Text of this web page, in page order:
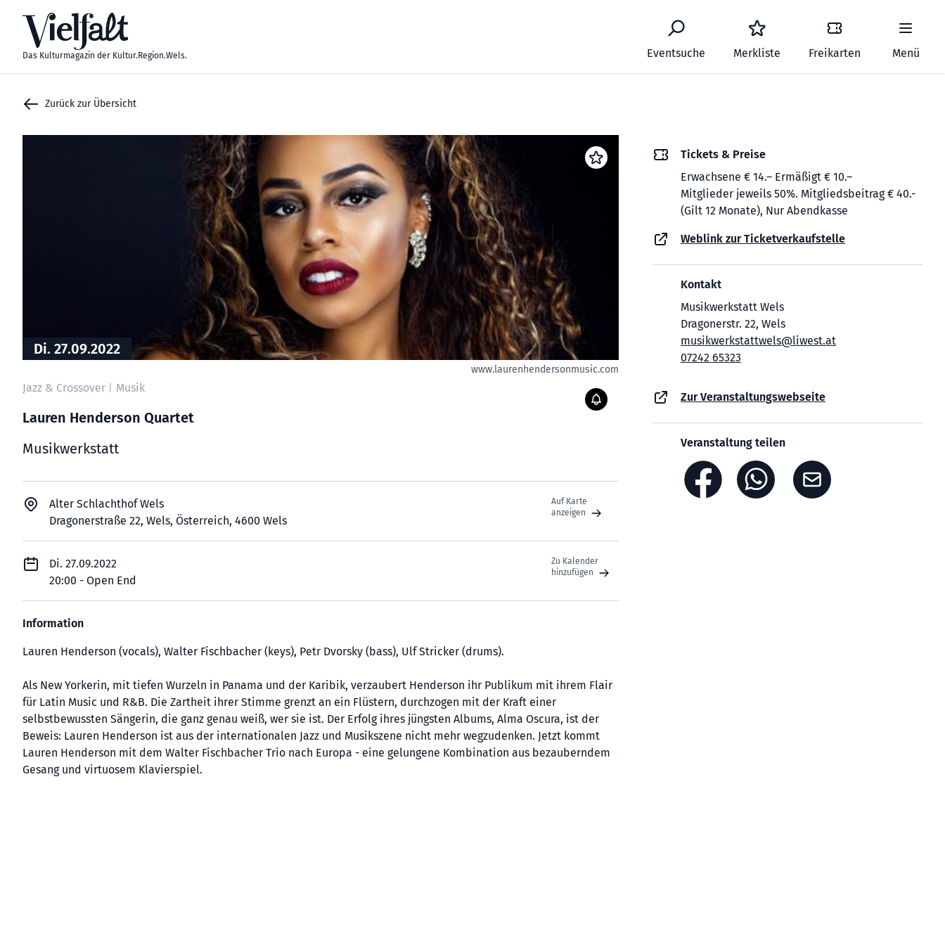
Das Kulturmagazin der Kultur.Region.Wels. Eventsuche Merkliste Freikarten Menü
Zurück zur Übersicht
Di. 27.09.2022
www.laurenhendersonmusic.com
Jazz & Crossover Musik
Lauren Henderson Quartet
Musikwerkstatt
Alter Schlachthof Wels
Dragonerstraße 22, Wels, Österreich, 4600 Wels
Auf Karte
anzeigen
Di. 27.09.2022
20:00 - Open End
Zu Kalender
hinzufügen
Information
Lauren Henderson (vocals), Walter Fischbacher (keys), Petr Dvorsky (bass), Ulf Stricker (drums).
Als New Yorkerin, mit tiefen Wurzeln in Panama und der Karibik, verzaubert Henderson ihr Publikum mit ihrem Flair
für Latin Music und R&B. Die Zartheit ihrer Stimme grenzt an ein Flüstern, durchzogen mit der Kraft einer
selbstbewussten Sängerin, die ganz genau weiß, wer sie ist. Der Erfolg ihres jüngsten Albums, Alma Oscura, ist der
Beweis: Lauren Henderson ist aus der internationalen Jazz und Musikszene nicht mehr wegzudenken. Jetzt kommt
Lauren Henderson mit dem Walter Fischbacher Trio nach Europa - eine gelungene Kombination aus bezauberndem
Gesang und virtuosem Klavierspiel.
Tickets & Preise
Erwachsene € 14.– Ermäßigt € 10.–
Mitglieder jeweils 50%. Mitgliedsbeitrag € 40.-
(Gilt 12 Monate), Nur Abendkasse
Weblink zur Ticketverkaufstelle
Kontakt
Musikwerkstatt Wels
Dragonerstr. 22, Wels
musikwerkstattwels@liwest.at
07242 65323
Zur Veranstaltungswebseite
Veranstaltung teilen